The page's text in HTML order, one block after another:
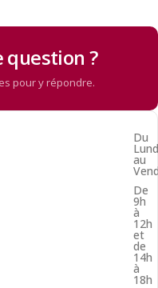
question ?
pour y répondre.
Du
au
De
9h
à
12h
et
de
14h
à
18h